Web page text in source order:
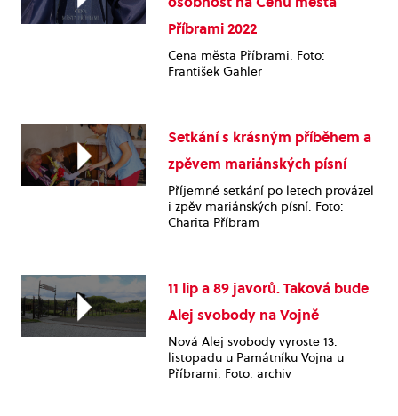
Příbrami 2022
Cena města Příbrami. Foto:
František Gahler
Setkání s krásným příběhem a
zpěvem mariánských písní
Příjemné setkání po letech provázel
i zpěv mariánských písní. Foto:
Charita Příbram
11 lip a 89 javorů. Taková bude
Alej svobody na Vojně
Nová Alej svobody vyroste 13.
listopadu u Památníku Vojna u
Příbrami. Foto: archiv